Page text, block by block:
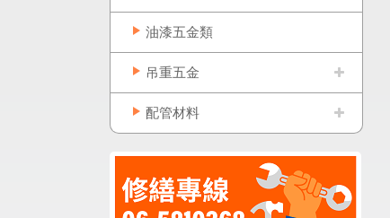
油漆五金類
吊重五金
配管材料